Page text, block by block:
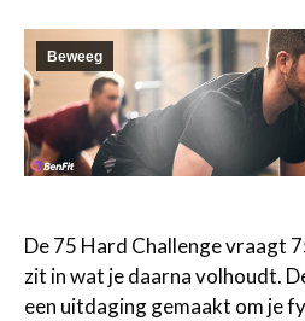
Beweeg
De 75 Hard Challenge vraagt
zit in wat je daarna volhoudt.
een uitdaging gemaakt om je